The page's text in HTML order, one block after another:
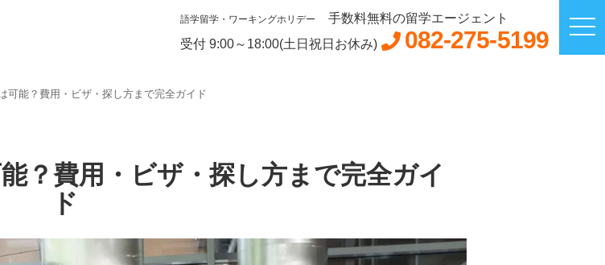
語学留学・ワーキングホリデー
手数料無料の留学エージェント
受付 9:00～18:00(土日祝日お休み)
082-275-5199
可能？費用・ビザ・探し方まで完全ガイド
？費用・ビザ・探し方まで完全ガイ
ド